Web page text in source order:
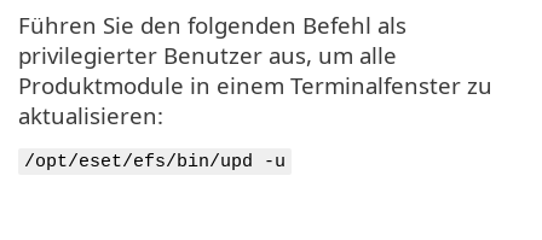
Führen Sie den folgenden Befehl als
privilegierter Benutzer aus, um alle
Produktmodule in einem Terminalfenster zu
aktualisieren:
/opt/eset/efs/bin/upd -u